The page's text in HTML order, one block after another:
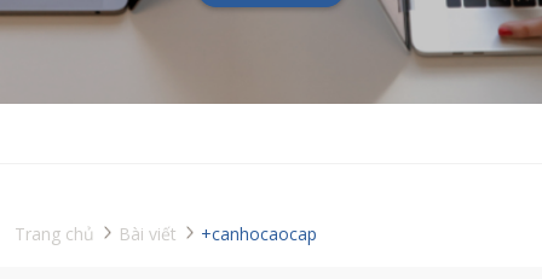
Trang chủ Bài viết +canhocaocap